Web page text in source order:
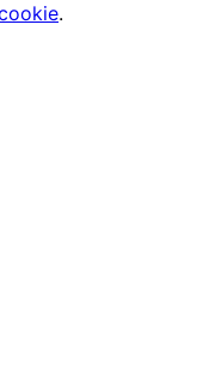
.